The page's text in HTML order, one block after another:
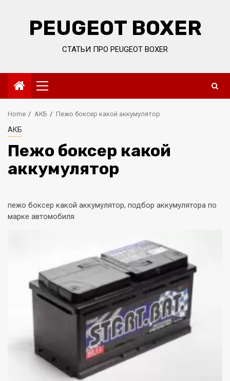
PEUGEOT BOXER
СТАТЬИ ПРО PEUGEOT BOXER
Primary
Menu
Home АКБ Пежо боксер какой аккумулятор
АКБ
Пежо боксер какой
аккумулятор
пежо боксер какой аккумулятор, подбор аккумулятора по
марке автомобиля